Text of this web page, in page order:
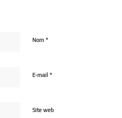
Nom*
E-mail*
Site web